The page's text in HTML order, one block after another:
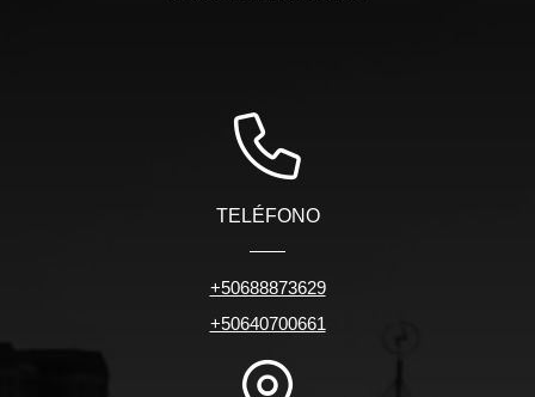
TELÉFONO
+50688873629
+50640700661